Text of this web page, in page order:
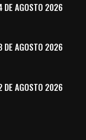
DE AGOSTO 2026
DE AGOSTO 2026
DE AGOSTO 2026